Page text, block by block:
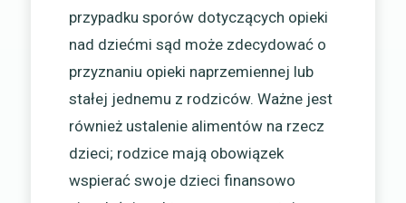
przypadku sporów dotyczących opieki
nad dziećmi sąd może zdecydować o
przyznaniu opieki naprzemiennej lub
stałej jednemu z rodziców. Ważne jest
również ustalenie alimentów na rzecz
dzieci; rodzice mają obowiązek
wspierać swoje dzieci finansowo